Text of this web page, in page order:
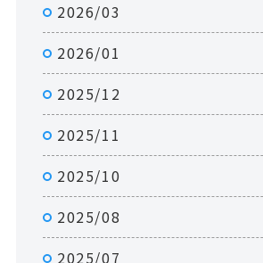
2026/03
2026/01
2025/12
2025/11
2025/10
2025/08
2025/07